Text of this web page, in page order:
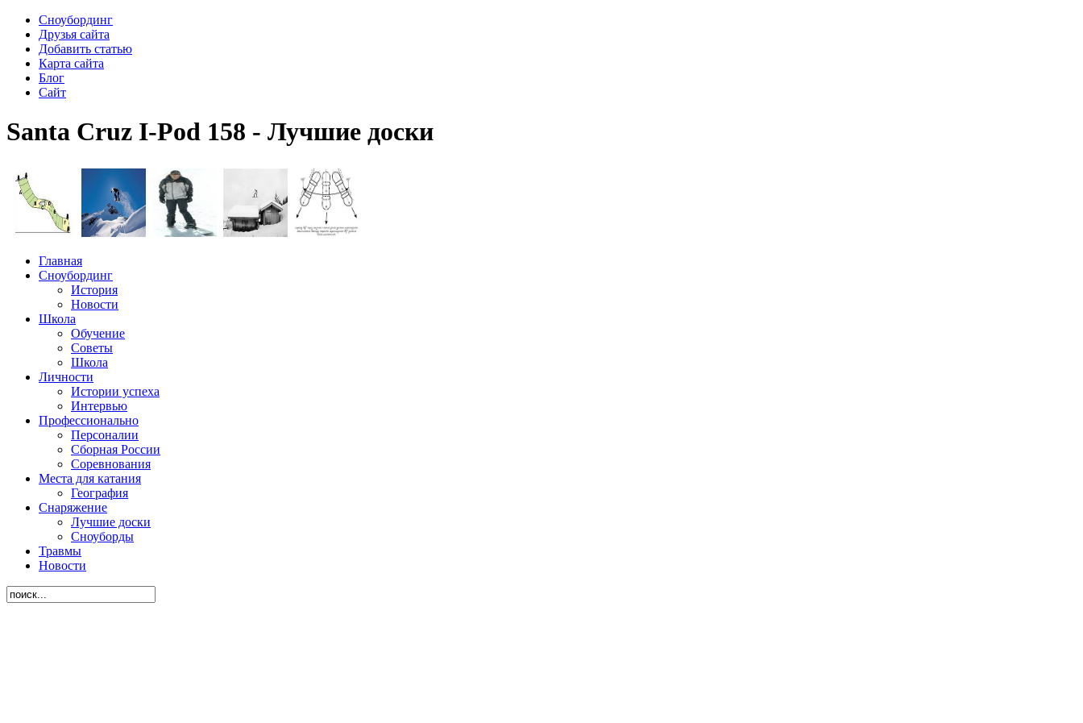
Сноубординг
Друзья сайта
Добавить статью
Карта сайта
Блог
Сайт
Santa Cruz I-Pod 158 - Лучшие доски
Главная
Сноубординг
История
Новости
Школа
Обучение
Советы
Школа
Личности
Истории успеха
Интервью
Профессионально
Персоналии
Сборная России
Соревнования
Места для катания
География
Снаряжение
Лучшие доски
Сноуборды
Травмы
Новости